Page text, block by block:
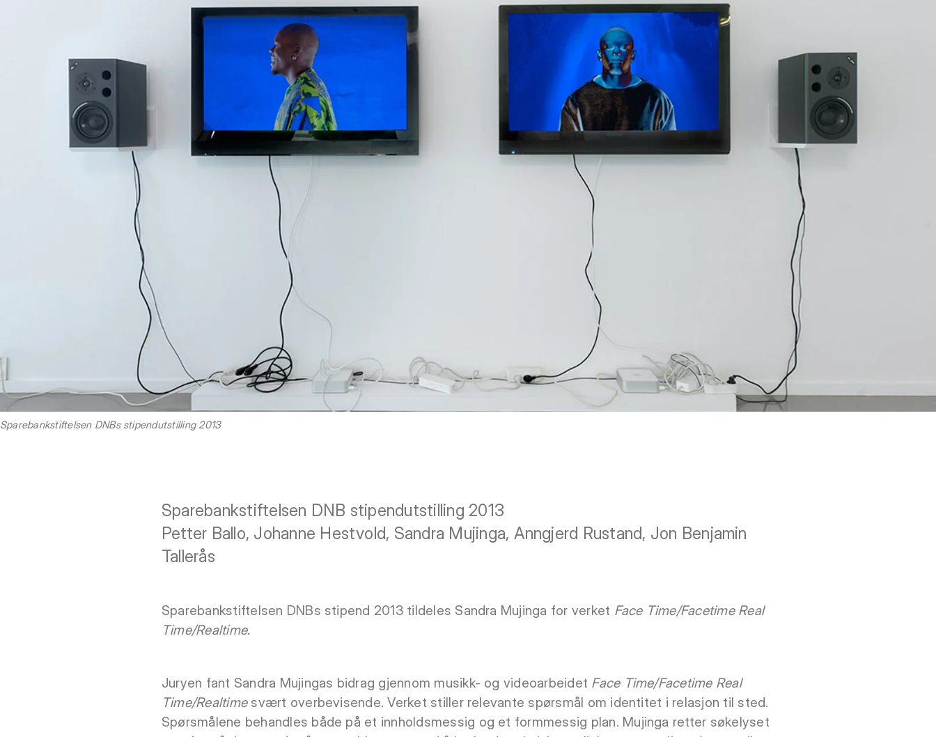
Sparebankstiftelsen DNBs stipendutstilling 2013
Sparebankstiftelsen DNB stipendutstilling 2013
Petter Ballo, Johanne Hestvold, Sandra Mujinga, Anngjerd Rustand, Jon Benjamin
Tallerås
Sparebankstiftelsen DNBs stipend 2013 tildeles Sandra Mujinga for verket Face Time/Facetime Real
Time/Realtime.
Juryen fant Sandra Mujingas bidrag gjennom musikk- og videoarbeidet Face Time/Facetime Real
Time/Realtimesvært overbevisende. Verket stiller relevante spørsmål om identitet i relasjon til sted.
Spørsmålene behandles både på et innholdsmessig og et formmessig plan. Mujinga retter søkelyset